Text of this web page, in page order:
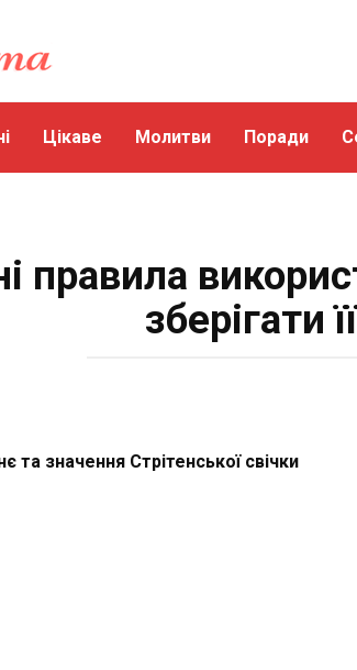
Цікаве Молитви Поради
правила
зберігати
та значення Стрітенської свічки